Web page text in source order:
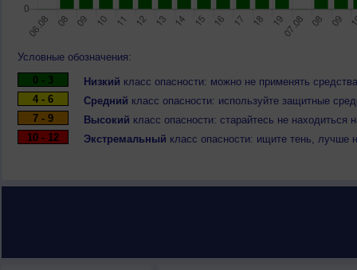
Условные обозначения:
0 - 3
Низкий класс опасности: можно не применять
4 - 6
Средний класс опасности: используйте защитные
7 - 9
Высокий класс опасности: старайтесь не
10 - 12
Экстремальный класс опасности: ищите тень, лучше